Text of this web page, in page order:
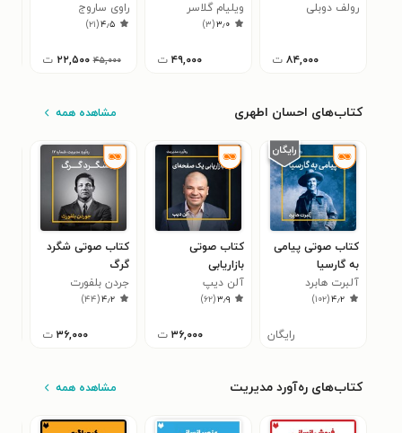
(خلاصه)
رولف دوبلی
۸۴,۰۰۰ ت
کتاب)
ویلیام گلاسر
۳٫۰(۳)
۴۹,۰۰۰ ت
راوی ساروج
۴٫۵(۲۱)
۴۵,۰۰۰ ۲۲,۵۰۰ ت
کتاب‌های احسان اطهری مشاهده همه
کتاب صوتی پیامی
به گارسیا
آلبرت هابرد
۴٫۲(۱۰۲)
رایگان
کتاب صوتی
بازاریابی
یک‌صفحه‌‎ای
آلن دیپ
۳٫۹(۶۲)
۳۶,۰۰۰ ت
کتاب صوتی شگرد
گرگ
جردن بلفورت
۴٫۲(۴۴)
۳۶,۰۰۰ ت
کتاب‌های ره‌آورد مدیریت مشاهده همه